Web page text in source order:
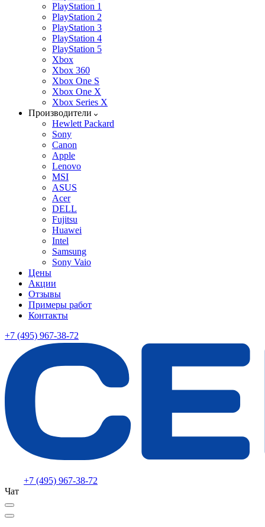
PlayStation 1
PlayStation 2
PlayStation 3
PlayStation 4
PlayStation 5
Xbox
Xbox 360
Xbox One S
Xbox One X
Xbox Series X
Производители
Hewlett Packard
Sony
Canon
Apple
Lenovo
MSI
ASUS
Acer
DELL
Fujitsu
Huawei
Intel
Samsung
Sony Vaio
Цены
Акции
Отзывы
Примеры работ
Контакты
+7 (495) 967-38-72
+7 (495) 967-38-72
Чат